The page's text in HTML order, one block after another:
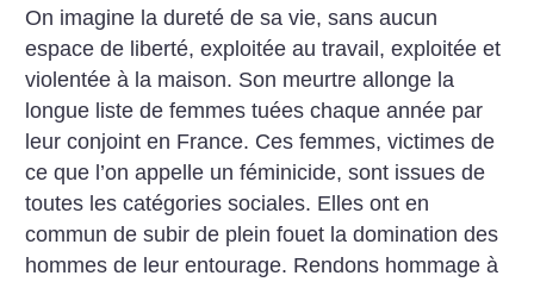
On imagine la dureté de sa vie, sans aucun
espace de liberté, exploitée au travail, exploitée et
violentée à la maison. Son meurtre allonge la
longue liste de femmes tuées chaque année par
leur conjoint en France. Ces femmes, victimes de
ce que l’on appelle un féminicide, sont issues de
toutes les catégories sociales. Elles ont en
commun de subir de plein fouet la domination des
hommes de leur entourage. Rendons hommage à